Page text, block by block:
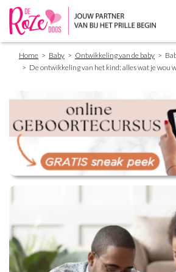
Breadcrumb
Home Baby Ontwikkeling van de baby
De ontwikkeling van het kind: alles wat je wou